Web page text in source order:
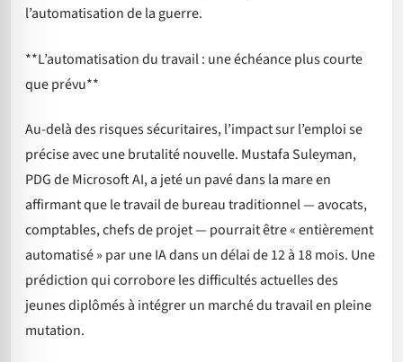
l’automatisation de la guerre.
**L’automatisation du travail : une échéance plus courte
que prévu**
Au-delà des risques sécuritaires, l’impact sur l’emploi se
précise avec une brutalité nouvelle. Mustafa Suleyman,
PDG de Microsoft AI, a jeté un pavé dans la mare en
affirmant que le travail de bureau traditionnel — avocats,
comptables, chefs de projet — pourrait être « entièrement
automatisé » par une IA dans un délai de 12 à 18 mois. Une
prédiction qui corrobore les difficultés actuelles des
jeunes diplômés à intégrer un marché du travail en pleine
mutation.